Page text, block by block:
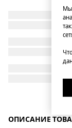
ОПИСАНИЕ
Мы